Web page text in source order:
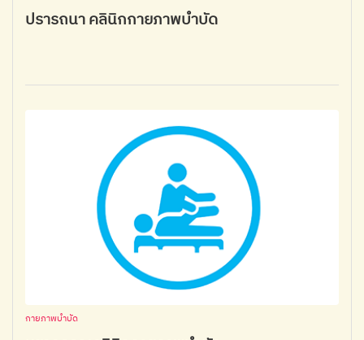
ปรารถนา คลินิกกายภาพบำบัด
กายภาพบำบัด